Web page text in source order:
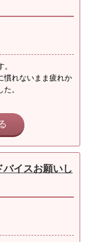
慣れないまま疲れか
。
イスお願いし